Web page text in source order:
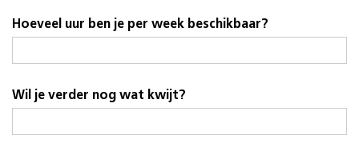
Hoeveel uur ben je per week beschikbaar?
Wil je verder nog wat kwijt?